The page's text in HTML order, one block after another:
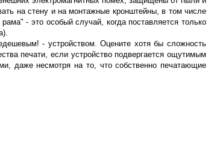
на стену и на монтажные кронштейны, в том числе
- это особый случай, когда поставляется только
- устройством. Оцените хотя бы сложность
печати, если устройство подвергается ощутимым
даже несмотря на то, что собственно печатающие